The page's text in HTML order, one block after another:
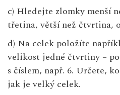
c) Hledejte zlomky menší
třetina, větší než čtvrtina,
d) Na celek položíte
velikost jedné čtvrtiny –
s číslem, např. 6. Určete,
jak je velký celek.